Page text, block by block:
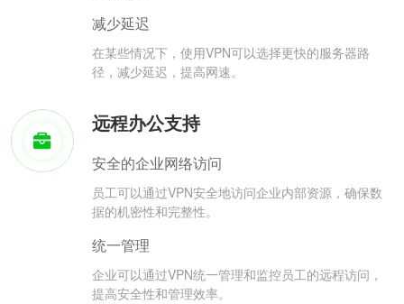
减少延迟
在某些情况下，使用VPN可以选择更快的服务器路
径，减少延迟，提高网速。
远程办公支持
安全的企业网络访问
员工可以通过VPN安全地访问企业内部资源，确保数
据的机密性和完整性。
统一管理
企业可以通过VPN统一管理和监控员工的远程访问，
提高安全性和管理效率。